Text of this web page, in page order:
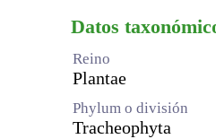
Datos
Reino
Plantae
Phylum o división
Tracheophyta